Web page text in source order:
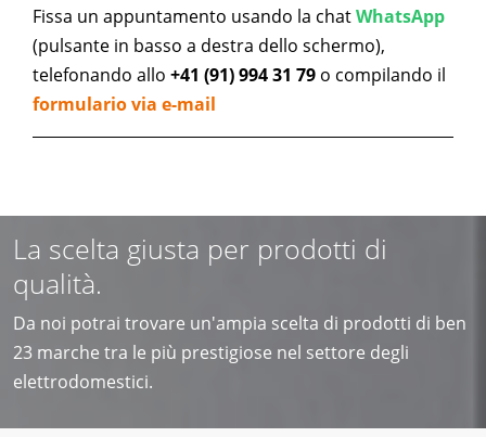
Fissa un appuntamento usando la chatWhatsApp
(pulsante in basso a destra dello schermo),
telefonando allo +41 (91) 994 31 79 o compilando il
formulario via e-mail
La scelta giusta per prodotti di
qualità.
Da noi potrai trovare un'ampia scelta di prodotti di ben
23 marche tra le più prestigiose nel settore degli
elettrodomestici.